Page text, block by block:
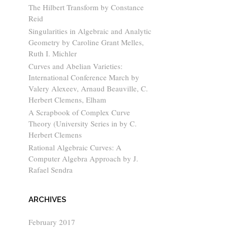
The Hilbert Transform by Constance
Reid
Singularities in Algebraic and Analytic
Geometry by Caroline Grant Melles,
Ruth I. Michler
Curves and Abelian Varieties:
International Conference March by
Valery Alexeev, Arnaud Beauville, C.
Herbert Clemens, Elham
A Scrapbook of Complex Curve
Theory (University Series in by C.
Herbert Clemens
Rational Algebraic Curves: A
Computer Algebra Approach by J.
Rafael Sendra
ARCHIVES
February 2017